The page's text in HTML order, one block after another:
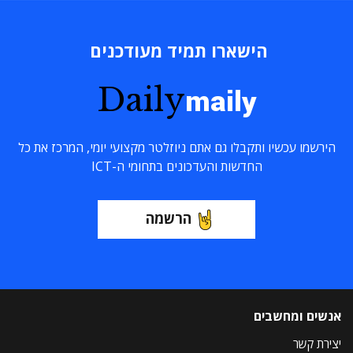
הישארו תמיד מעודכנים
Dailymaily
הירשמו עכשיו ותקבלו גם אתם ניוזלטר מקצועי יומי, המרכז את כל
החדשות והעדכונים בתחומי ה-ICT
הרשמה
אנשים ומחשבים
יצירת קשר